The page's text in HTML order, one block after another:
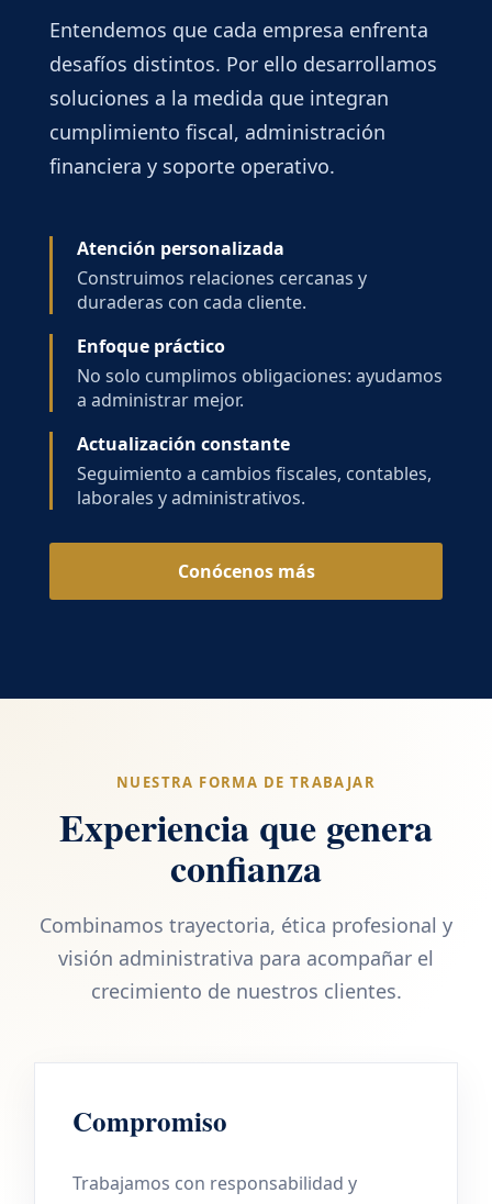
Entendemos que cada empresa enfrenta
desafíos distintos. Por ello desarrollamos
soluciones a la medida que integran
cumplimiento fiscal, administración
financiera y soporte operativo.
Atención personalizada
Construimos relaciones cercanas y
duraderas con cada cliente.
Enfoque práctico
No solo cumplimos obligaciones: ayudamos
a administrar mejor.
Actualización constante
Seguimiento a cambios fiscales, contables,
laborales y administrativos.
Conócenos más
NUESTRA FORMA DE TRABAJAR
Experiencia que genera
confianza
Combinamos trayectoria, ética profesional y
visión administrativa para acompañar el
crecimiento de nuestros clientes.
Compromiso
Trabajamos con responsabilidad y